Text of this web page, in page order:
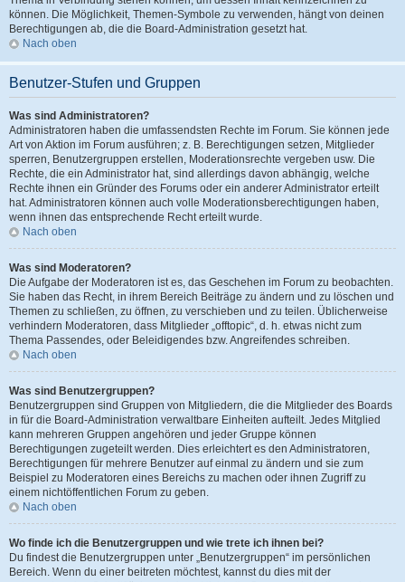
können. Die Möglichkeit, Themen-Symbole zu verwenden, hängt von deinen
Berechtigungen ab, die die Board-Administration gesetzt hat.
Nach oben
Benutzer-Stufen und Gruppen
Was sind Administratoren?
Administratoren haben die umfassendsten Rechte im Forum. Sie können jede
Art von Aktion im Forum ausführen; z. B. Berechtigungen setzen, Mitglieder
sperren, Benutzergruppen erstellen, Moderationsrechte vergeben usw. Die
Rechte, die ein Administrator hat, sind allerdings davon abhängig, welche
Rechte ihnen ein Gründer des Forums oder ein anderer Administrator erteilt
hat. Administratoren können auch volle Moderationsberechtigungen haben,
wenn ihnen das entsprechende Recht erteilt wurde.
Nach oben
Was sind Moderatoren?
Die Aufgabe der Moderatoren ist es, das Geschehen im Forum zu beobachten.
Sie haben das Recht, in ihrem Bereich Beiträge zu ändern und zu löschen und
Themen zu schließen, zu öffnen, zu verschieben und zu teilen. Üblicherweise
verhindern Moderatoren, dass Mitglieder „offtopic“, d. h. etwas nicht zum
Thema Passendes, oder Beleidigendes bzw. Angreifendes schreiben.
Nach oben
Was sind Benutzergruppen?
Benutzergruppen sind Gruppen von Mitgliedern, die die Mitglieder des Boards
in für die Board-Administration verwaltbare Einheiten aufteilt. Jedes Mitglied
kann mehreren Gruppen angehören und jeder Gruppe können
Berechtigungen zugeteilt werden. Dies erleichtert es den Administratoren,
Berechtigungen für mehrere Benutzer auf einmal zu ändern und sie zum
Beispiel zu Moderatoren eines Bereichs zu machen oder ihnen Zugriff zu
einem nichtöffentlichen Forum zu geben.
Nach oben
Wo finde ich die Benutzergruppen und wie trete ich ihnen bei?
Du findest die Benutzergruppen unter „Benutzergruppen“ im persönlichen
Bereich. Wenn du einer beitreten möchtest, kannst du dies mit der